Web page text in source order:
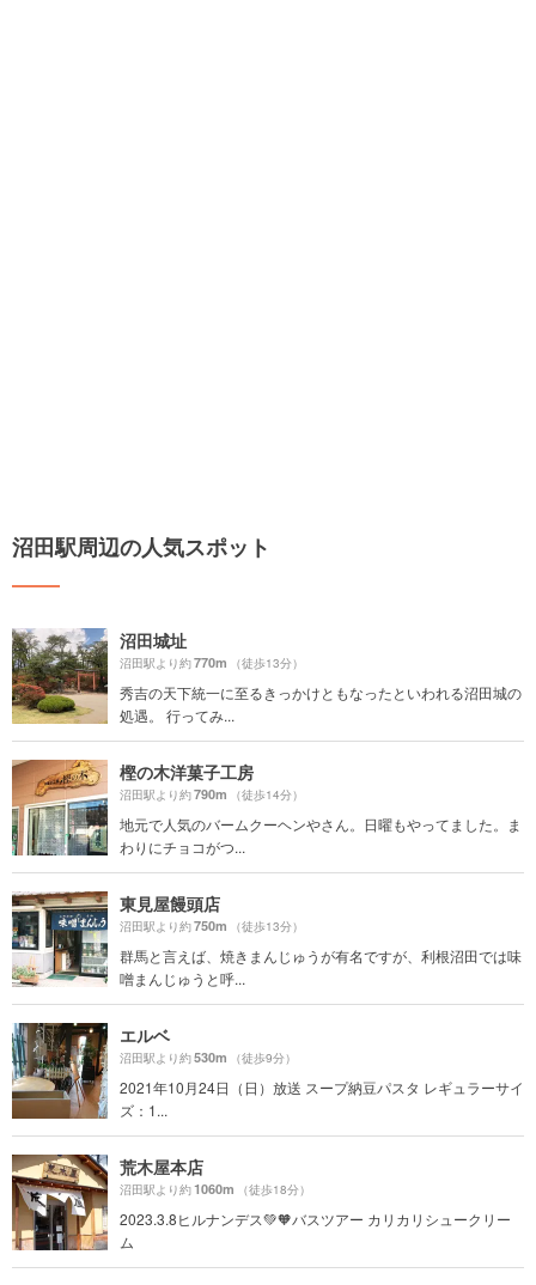
沼田駅周辺の人気スポット
沼田城址
沼田駅より約770m （徒歩13分）
秀吉の天下統一に至るきっかけともなったといわれる沼田城の
処遇。 行ってみ...
樫の木洋菓子工房
沼田駅より約790m （徒歩14分）
地元で人気のバームクーヘンやさん。日曜もやってました。ま
わりにチョコがつ...
東見屋饅頭店
沼田駅より約750m （徒歩13分）
群馬と言えば、焼きまんじゅうが有名ですが、利根沼田では味
噌まんじゅうと呼...
エルベ
沼田駅より約530m （徒歩9分）
2021年10月24日（日）放送 スープ納豆パスタ レギュラーサイ
ズ：1...
荒木屋本店
沼田駅より約1060m （徒歩18分）
2023.3.8ヒルナンデス💚🧡バスツアー カリカリシュークリー
ム